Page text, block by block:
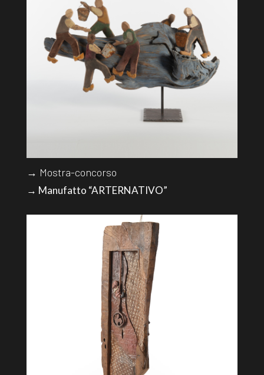
→ Mostra-concorso
→ Manufatto “ARTERNATIVO”